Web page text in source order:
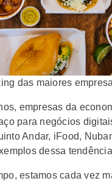
das maiores
empresas da
para negócios
Andar, iFood,
dessa
estamos cada vez